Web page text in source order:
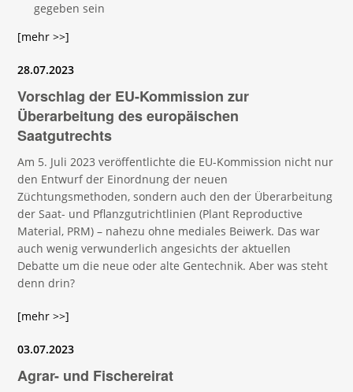
gegeben sein
[mehr >>]
28.07.2023
Vorschlag der EU-Kommission zur
Überarbeitung des europäischen
Saatgutrechts
Am 5. Juli 2023 veröffentlichte die EU-Kommission nicht nur
den Entwurf der Einordnung der neuen
Züchtungsmethoden, sondern auch den der Überarbeitung
der Saat- und Pflanzgutrichtlinien (Plant Reproductive
Material, PRM) – nahezu ohne mediales Beiwerk. Das war
auch wenig verwunderlich angesichts der aktuellen
Debatte um die neue oder alte Gentechnik. Aber was steht
denn drin?
[mehr >>]
03.07.2023
Agrar- und Fischereirat